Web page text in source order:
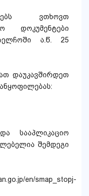
ვთხოვთ
დოკუმენტები
ა.წ. 25
დაუკავშირდეთ
სააპლიკაციო
შემდეგი
en/smap_stopj-